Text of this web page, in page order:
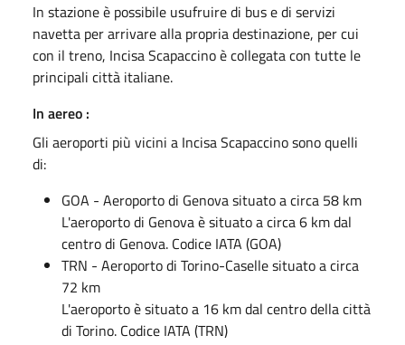
In stazione è possibile usufruire di bus e di servizi
navetta per arrivare alla propria destinazione, per cui
con il treno, Incisa Scapaccino è collegata con tutte le
principali città italiane.
In aereo :
Gli aeroporti più vicini a Incisa Scapaccino sono quelli
di:
GOA - Aeroporto di Genova situato a circa 58 km
L'aeroporto di Genova è situato a circa 6 km dal
centro di Genova. Codice IATA (GOA)
TRN - Aeroporto di Torino-Caselle situato a circa
72 km
L'aeroporto è situato a 16 km dal centro della città
di Torino. Codice IATA (TRN)